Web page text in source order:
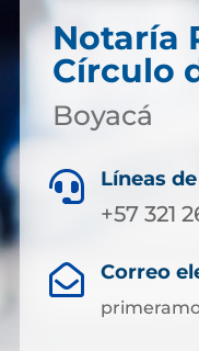
Notaría
Círculo
Boyacá
 Líneas
+57 321
 Correo